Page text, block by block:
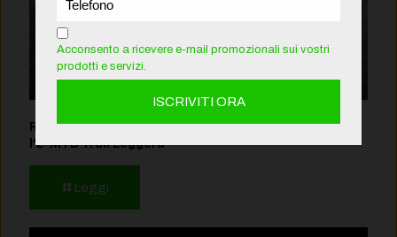
Rotwild R.XX 2027: Il Nuovo Punto di Riferimento per
l’E-MTB Trail Leggera
Leggi
Acconsento a ricevere e-mail promozionali sui vostri
prodotti e servizi.